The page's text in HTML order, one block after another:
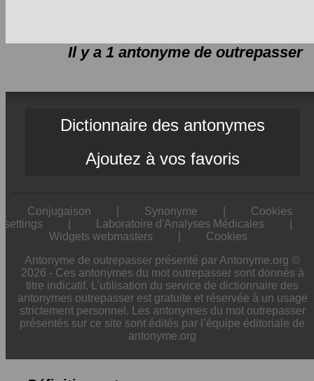
Il y a 1 antonyme de outrepasser
Dictionnaire des antonymes
Ajoutez à vos favoris
Conjugaison Synonyme
Cookies
settings
Laboratoire d'Analyses Médicales
Widgets webmasters
Cookies
Antonyme de outrepasser présenté par Antonyme.org ©
2026 - Ces antonymes du mot outrepasser sont donnés à
titre indicatif. L'utilisation du service de dictionnaire des
antonymes outrepasser est gratuite et réservée à un usage
strictement personnel. Les antonymes du mot outrepasser
présentés sur ce site sont édités par l’équipe éditoriale de
antonyme.org